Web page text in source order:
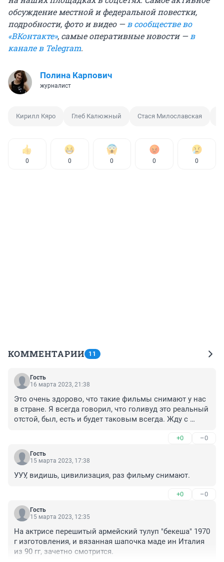
обсуждение местной и федеральной повестки,
подробности, фото и видео —в сообществе во
«ВКонтакте», самые оперативные новости —в
канале в Telegram.
Полина Карпович
журналист
Кирилл Кяро Глеб Калюжный Стася Милославская
0 0 0 0 0
КОММЕНТАРИИ 11
Гость
16 марта 2023, 21:38
Это очень здорово, что такие фильмы снимают у нас
в стране. Я всегда говорил, что голивуд это реальный
отстой, был, есть и будет таковым всегда. Жду с
+0 –0
Гость
15 марта 2023, 17:38
УУУ, видишь, цивилизация, раз фильму снимают.
+0 –0
Гость
15 марта 2023, 12:35
На актрисе перешитый армейский тулуп "бекеша" 1970
г изготовления, и вязанная шапочка маде ин Италия
из 90 гг, зачетно смотрится.